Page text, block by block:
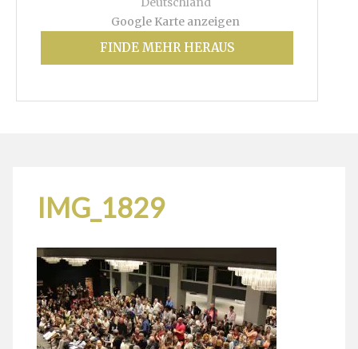
Google Karte anzeigen
FINDE MEHR HERAUS
IMG_1829